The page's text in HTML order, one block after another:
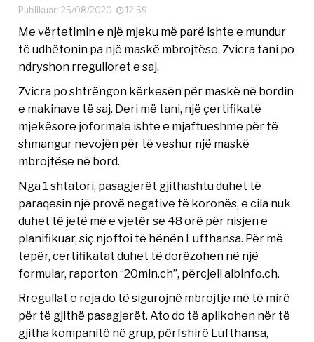
Publikuar: 25/08/2020
12:59
Me vërtetimin e një mjeku më parë ishte e mundur
të udhëtonin pa një maskë mbrojtëse. Zvicra tani po
ndryshon rregulloret e saj.
Zvicra po shtrëngon kërkesën për maskë në bordin
e makinave të saj. Deri më tani, një çertifikatë
mjekësore joformale ishte e mjaftueshme për të
shmangur nevojën për të veshur një maskë
mbrojtëse në bord.
Nga 1 shtatori, pasagjerët gjithashtu duhet të
paraqesin një provë negative të koronës, e cila nuk
duhet të jetë më e vjetër se 48 orë për nisjen e
planifikuar, siç njoftoi të hënën Lufthansa. Për më
tepër, certifikatat duhet të dorëzohen në një
formular, raporton “20min.ch”, përcjell albinfo.ch.
Rregullat e reja do të sigurojnë mbrojtje më të mirë
për të gjithë pasagjerët. Ato do të aplikohen nër të
gjitha kompanitë në grup, përfshirë Lufthansa,